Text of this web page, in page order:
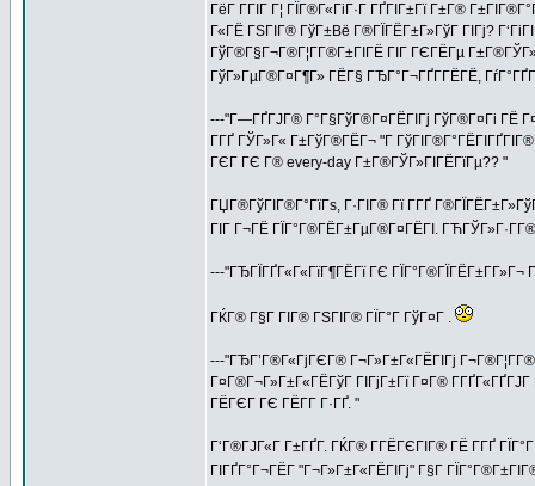
ГёГ Г­ГІГ Г¦ ГЇГ®Г«ГіГ·Г ГҐГІГ±Гї Г±Г®
Г«ГЁ ГЅГІГ® ГўГ±Вё Г®ГЇГЁГ±Г»ГўГ ГІГј?
ГўГ®Г§Г¬Г®Г¦Г­Г®Г±ГІГЁ ГІГ ГЄГЁГµ
ГўГ»ГµГ®Г¤Г¶Г» ГЁГ§ ГЂГ°Г¬ГҐГ­ГЁГЁ,
---"Г—ГҐГЈГ® Г°Г§ГўГ®Г¤ГЁГІГј ГўГ®Г¤Гі ГЁ
Г­ГҐ ГЎГ»Г« Г±ГўГ®ГЁГ¬ "Г
ГЄГ ГЄ Г® every-day Г±Г®ГЎГ»ГІГЁГїГµ?? "
ГЏГ®ГўГІГ®Г°ГїГѕ, Г·ГІГ® Гї Г­ГҐ
ГІГ Г¬ГЁ ГЇГ°Г®ГЁГ±ГµГ®Г¤ГЁГІ.
---"ГЂГЇГҐГ«Г«ГїГ¶ГЁГї ГЄ
ГЌГ® Г§Г ГІГ® ГЅГІГ® ГЇГ°Г ГўГ¤Г .
---"ГЂГ’Г®Г«ГјГЄГ® Г¬Г»Г±Г«ГЁГІГј
Г¤Г®Г¬Г»Г±Г«ГЁГўГ ГІГјГ±Гї Г¤Г®
ГЁГЄГ ГЄ ГЁГ­Г Г·ГҐ. "
Г‘Г®ГЈГ«Г Г±ГҐГ­. ГЌГ® Г­ГЁГЄГІГ® ГЁ Г­ГҐ
ГІГҐГ°Г¬ГЁГ­ "Г¬Г»Г±Г«ГЁГІГј" Г§Г